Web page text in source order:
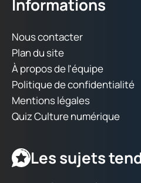
Informations
Nous contacter
Plan du site
À propos de l'équipe
Politique de confidentialité
Mentions légales
Quiz Culture numérique
Les sujets